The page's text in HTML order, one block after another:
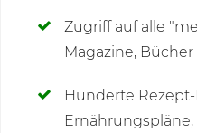
Zugriff auf alle
Magazine,
Hunderte
Ernährungspläne,
Kommentare